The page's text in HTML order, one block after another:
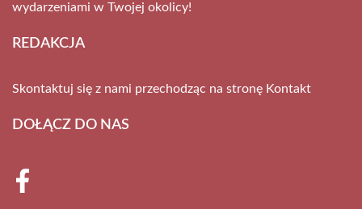
wydarzeniami w Twojej okolicy!
REDAKCJA
Skontaktuj się z nami przechodząc na stronę Kontakt
DOŁĄCZ DO NAS